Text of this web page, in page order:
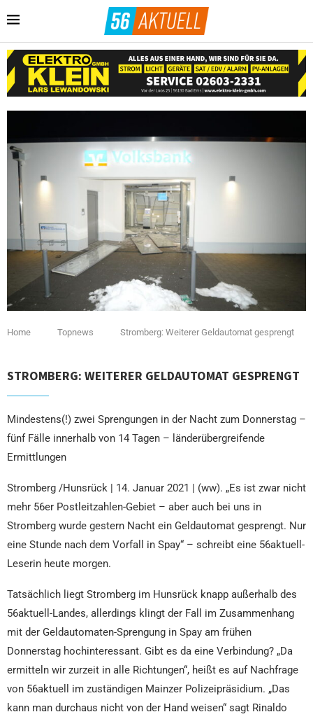
Home Topnews Stromberg: Weiterer Geldautomat gesprengt
STROMBERG: WEITERER GELDAUTOMAT GESPRENGT
Mindestens(!) zwei Sprengungen in der Nacht zum Donnerstag –
fünf Fälle innerhalb von 14 Tagen – länderübergreifende
Ermittlungen
Stromberg /Hunsrück | 14. Januar 2021 | (ww). „Es ist zwar nicht
mehr 56er Postleitzahlen-Gebiet – aber auch bei uns in
Stromberg wurde gestern Nacht ein Geldautomat gesprengt. Nur
eine Stunde nach dem Vorfall in Spay“ – schreibt eine 56aktuell-
Leserin heute morgen.
Tatsächlich liegt Stromberg im Hunsrück knapp außerhalb des
56aktuell-Landes, allerdings klingt der Fall im Zusammenhang
mit der Geldautomaten-Sprengung in Spay am frühen
Donnerstag hochinteressant. Gibt es da eine Verbindung? „Da
ermitteln wir zurzeit in alle Richtungen“, heißt es auf Nachfrage
von 56aktuell im zuständigen Mainzer Polizeipräsidium. „Das
kann man durchaus nicht von der Hand weisen“ sagt Rinaldo